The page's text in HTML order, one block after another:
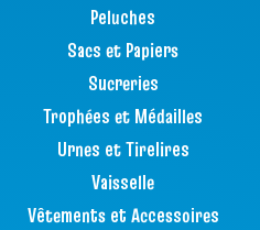
Peluches
Sacs et Papiers
Sucreries
Trophées et Médailles
Urnes et Tirelires
Vaisselle
Vêtements et Accessoires